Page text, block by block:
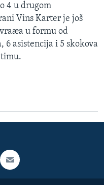
4 u drugom
Vins Karter je još
u formu od
6 asistencija i 5 skokova